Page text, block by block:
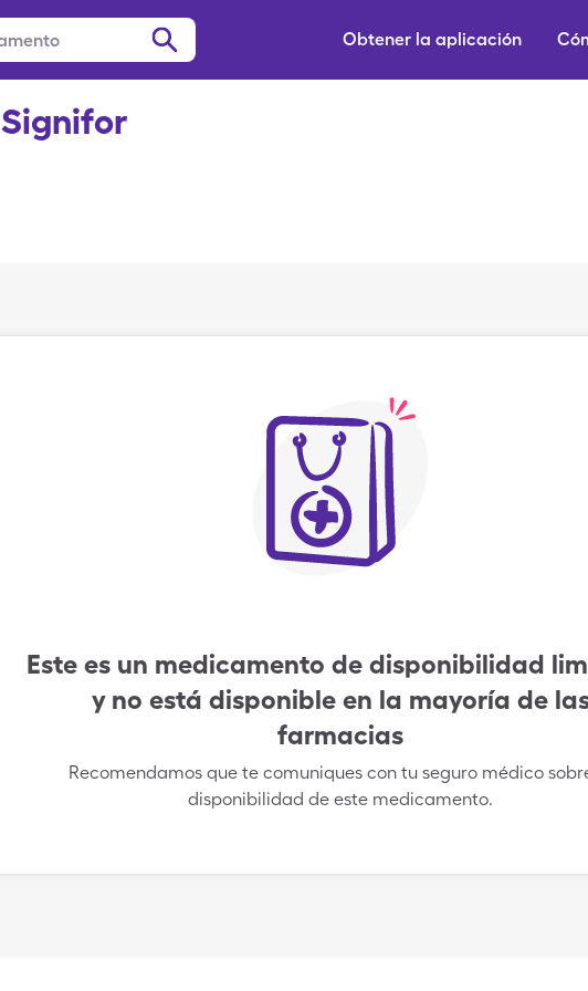
Obtener la aplicación
Signifor
Este es un medicamento de disponibilidad
y no está disponible en la mayoría de
farmacias
Recomendamos que te comuniques con tu seguro médico
disponibilidad de este medicamento.